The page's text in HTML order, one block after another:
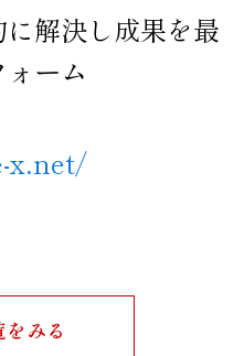
解決し成果を最
ーム
x.net/
みる